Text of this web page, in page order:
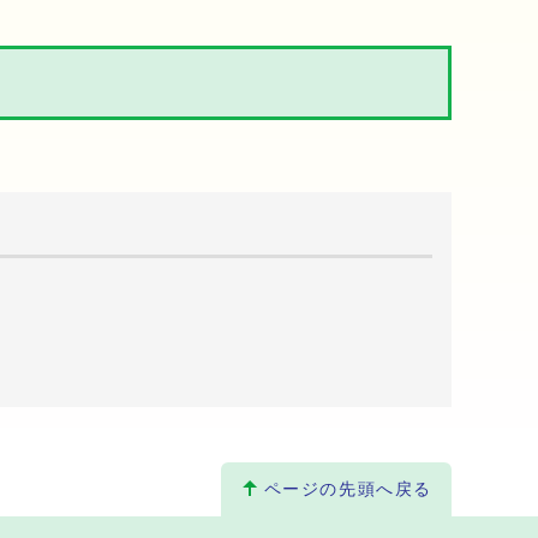
ページの先頭へ戻る